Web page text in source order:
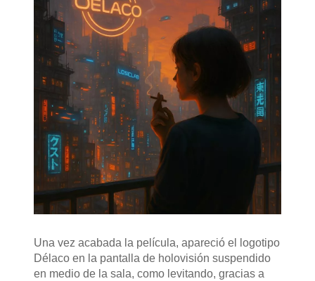
Una vez acabada la película, apareció el logotipo
Délaco en la pantalla de holovisión suspendido
en medio de la sala, como levitando, gracias a